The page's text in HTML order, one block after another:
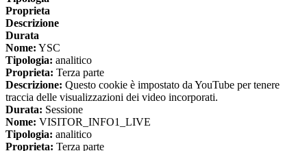
Proprieta
Descrizione
Durata
Nome: YSC
Tipologia: analitico
Proprieta: Terza parte
Descrizione: Questo cookie è impostato da YouTube per tenere
traccia delle visualizzazioni dei video incorporati.
Durata: Sessione
Nome: VISITOR_INFO1_LIVE
Tipologia: analitico
Proprieta: Terza parte